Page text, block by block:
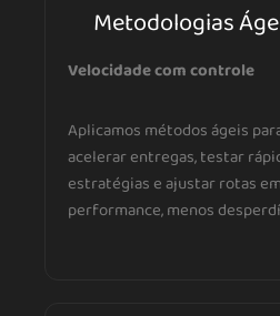
Metodologias
Velocidade com controle
Aplicamos métodos ágeis
acelerar entregas, testar
estratégias e ajustar rotas
performance, menos